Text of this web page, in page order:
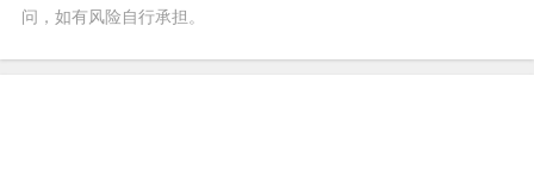
问，如有风险自行承担。